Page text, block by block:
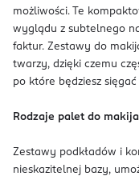
możliwości. Te
wyglądu z subtelnego
faktur. Zestawy do
twarzy, dzięki czemu
po które będziesz
Rodzaje palet do
Zestawy podkładów i
nieskazitelnej bazy,